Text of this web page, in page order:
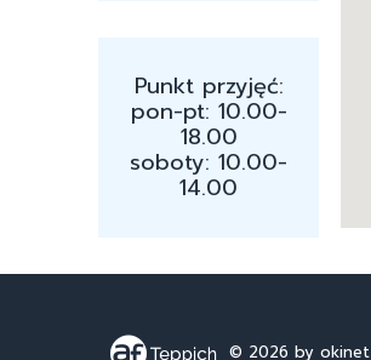
Punkt przyjęć:
pon-pt: 10.00-
18.00
soboty: 10.00-
14.00
© 2026 by okinet